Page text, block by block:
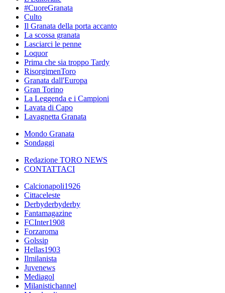
#CuoreGranata
Culto
Il Granata della porta accanto
La scossa granata
Lasciarci le penne
Loquor
Prima che sia troppo Tardy
RisorgimenToro
Granata dall'Europa
Gran Torino
La Leggenda e i Campioni
Lavata di Capo
Lavagnetta Granata
Mondo Granata
Sondaggi
Redazione TORO NEWS
CONTATTACI
Calcionapoli1926
Cittaceleste
Derbyderbyderby
Fantamagazine
FCInter1908
Forzaroma
Golssip
Hellas1903
Ilmilanista
Juvenews
Mediagol
Milanistichannel